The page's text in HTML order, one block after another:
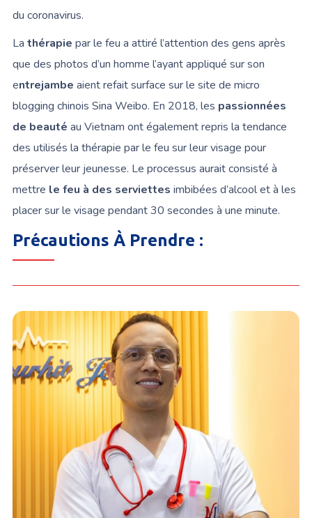
du coronavirus.
La thérapie par le feu a attiré l’attention des gens après
que des photos d’un homme l’ayant appliqué sur son
entrejambe aient refait surface sur le site de micro
blogging chinois Sina Weibo. En 2018, les passionnées
de beauté au Vietnam ont également repris la tendance
des utilisés la thérapie par le feu sur leur visage pour
préserver leur jeunesse. Le processus aurait consisté à
mettre le feu à des serviettes imbibées d’alcool et à les
placer sur le visage pendant 30 secondes à une minute.
Précautions À Prendre :